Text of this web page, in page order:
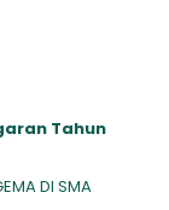
Tahun
DI SMA